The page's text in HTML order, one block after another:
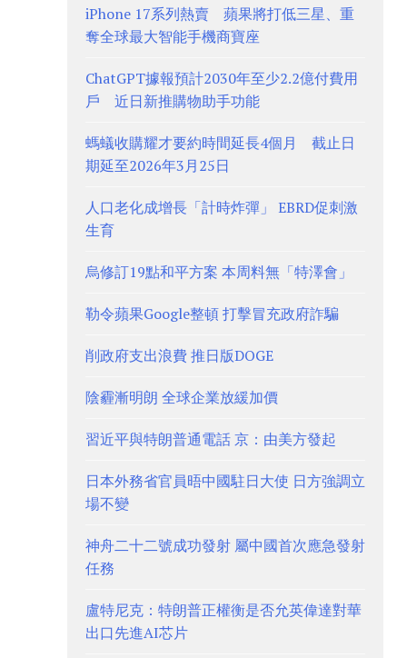
iPhone 17系列熱賣 蘋果將打低三星、重
奪全球最大智能手機商寶座
ChatGPT據報預計2030年至少2.2億付費用
戶 近日新推購物助手功能
螞蟻收購耀才要約時間延長4個月 截止日
期延至2026年3月25日
人口老化成增長「計時炸彈」 EBRD促刺激
生育
烏修訂19點和平方案 本周料無「特澤會」
勒令蘋果Google整頓 打擊冒充政府詐騙
削政府支出浪費 推日版DOGE
陰霾漸明朗 全球企業放緩加價
習近平與特朗普通電話 京：由美方發起
日本外務省官員晤中國駐日大使 日方強調立
場不變
神舟二十二號成功發射 屬中國首次應急發射
任務
盧特尼克：特朗普正權衡是否允英偉達對華
出口先進AI芯片